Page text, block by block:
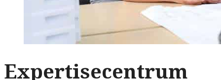
Expertisecentrum